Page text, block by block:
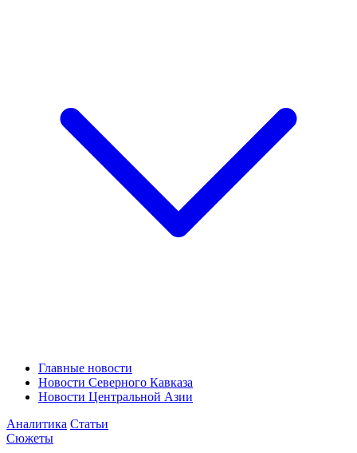
Главные новости
Новости Северного Кавказа
Новости Центральной Азии
Аналитика Статьи
Сюжеты